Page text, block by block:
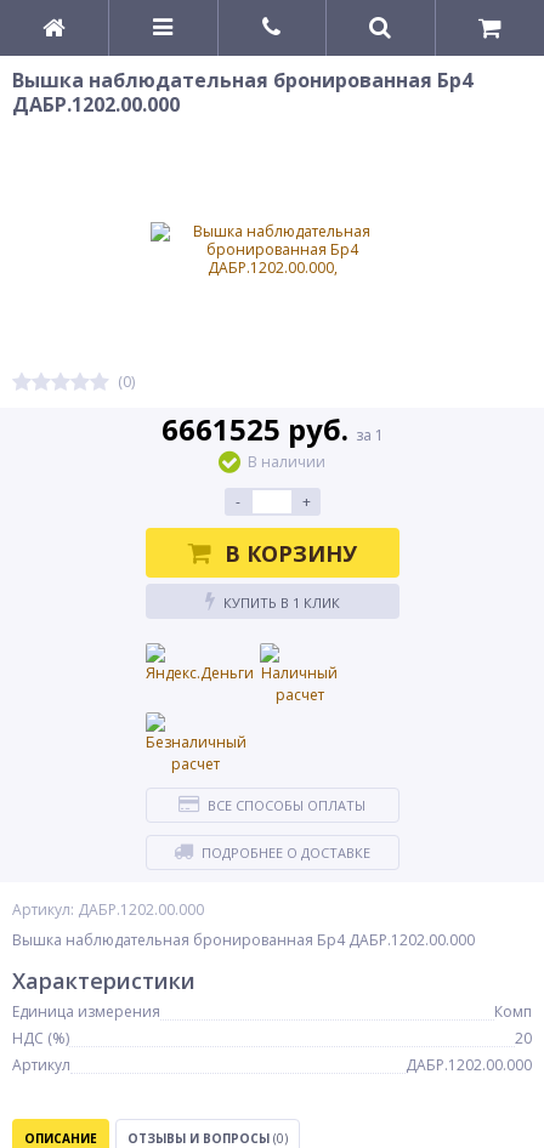
Вышка наблюдательная бронированная Бр4
ДАБР.1202.00.000
(0)
Артикул: ДАБР.1202.00.000
Вышка наблюдательная бронированная Бр4 ДАБР.1202.00.000
6661525 руб. за 1
В наличии
-
+
В КОРЗИНУ
КУПИТЬ В 1 КЛИК
ВСЕ СПОСОБЫ ОПЛАТЫ
ПОДРОБНЕЕ О ДОСТАВКЕ
Характеристики
Единица измерения
Комп
НДС (%)
20
Артикул
ДАБР.1202.00.000
ОПИСАНИЕ ОТЗЫВЫ И ВОПРОСЫ (0)